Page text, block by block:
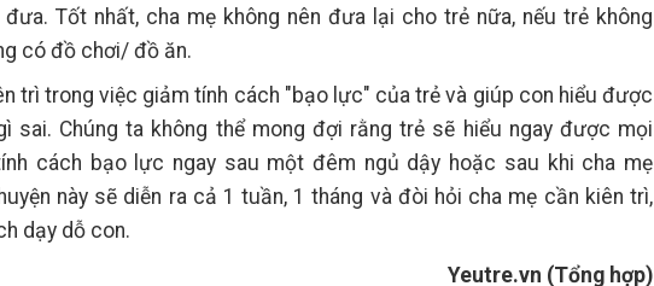
Tốt nhất, cha mẹ không nên đưa lại cho trẻ nữa, nếu trẻ không
có đồ chơi/ đồ ăn.
trì trong việc giảm tính cách "bạo lực" của trẻ và giúp con hiểu được
sai. Chúng ta không thể mong đợi rằng trẻ sẽ hiểu ngay được mọi
cách bạo lực ngay sau một đêm ngủ dậy hoặc sau khi cha mẹ
này sẽ diễn ra cả 1 tuần, 1 tháng và đòi hỏi cha mẹ cần kiên trì,
dạy dỗ con.
Yeutre.vn (Tổng hợp)